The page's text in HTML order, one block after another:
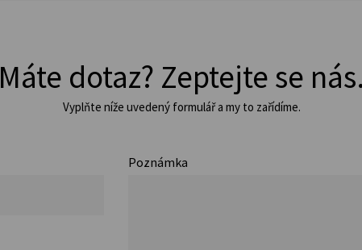
Máte dotaz? Zeptejte se
Vyplňte níže uvedený formulář a my to zařídíme.
Poznámka